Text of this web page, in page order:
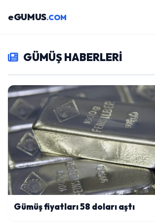
eGUMUS.COM
GÜMÜŞ HABERLERİ
Gümüş fiyatları 58 doları aştı